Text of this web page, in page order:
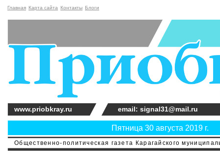
Главная Карта сайта Контакты Блоги
Общественно-политическая газета Карагайского
Пятница 30 августа 2019 г.
www.priobkray.ru email: signal31@mail.ru